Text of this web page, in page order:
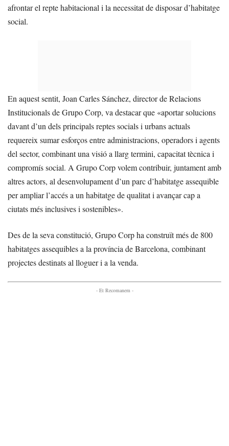
afrontar el repte habitacional i la necessitat de disposar d’habitatge
social.
En aquest sentit, Joan Carles Sánchez, director de Relacions
Institucionals de Grupo Corp, va destacar que «aportar solucions
davant d’un dels principals reptes socials i urbans actuals
requereix sumar esforços entre administracions, operadors i agents
del sector, combinant una visió a llarg termini, capacitat tècnica i
compromís social. A Grupo Corp volem contribuir, juntament amb
altres actors, al desenvolupament d’un parc d’habitatge assequible
per ampliar l’accés a un habitatge de qualitat i avançar cap a
ciutats més inclusives i sostenibles».
Des de la seva constitució, Grupo Corp ha construït més de 800
habitatges assequibles a la província de Barcelona, combinant
projectes destinats al lloguer i a la venda.
- Et Recomanem -